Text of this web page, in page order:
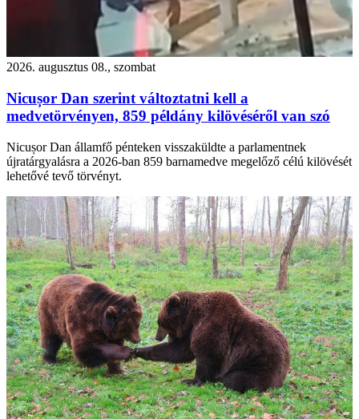
2026. augusztus 08., szombat
Nicușor Dan szerint változtatni kell a
medvetörvényen, 859 példány kilövéséről van szó
Nicușor Dan államfő pénteken visszaküldte a parlamentnek
újratárgyalásra a 2026-ban 859 barnamedve megelőző célú kilövését
lehetővé tevő törvényt.